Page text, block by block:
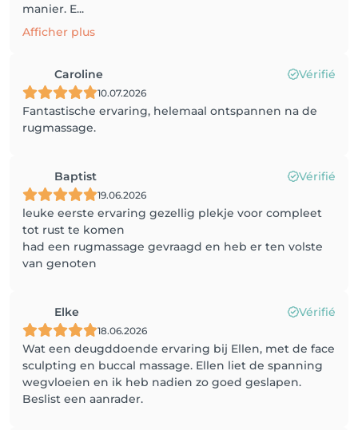
manier. E...
Afficher plus
Caroline Vérifié
10.07.2026
Fantastische ervaring, helemaal ontspannen na de
rugmassage.
Baptist Vérifié
19.06.2026
leuke eerste ervaring gezellig plekje voor compleet
tot rust te komen
had een rugmassage gevraagd en heb er ten volste
van genoten
Elke Vérifié
18.06.2026
Wat een deugddoende ervaring bij Ellen, met de face
sculpting en buccal massage. Ellen liet de spanning
wegvloeien en ik heb nadien zo goed geslapen.
Beslist een aanrader.